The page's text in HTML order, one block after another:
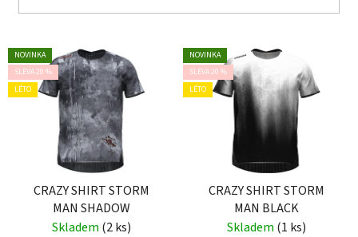
V
ý
p
NOVINKA
SLEVA 20 %
LÉTO
CRAZY SHIRT STORM
MAN SHADOW
Skladem (2 ks)
NOVINKA
SLEVA 20 %
LÉTO
CRAZY SHIRT STORM
MAN BLACK
Skladem (1 ks)